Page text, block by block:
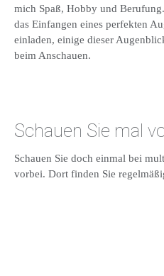
mich Spaß, Hobby und
das Einfangen eines perfekten
einladen, einige dieser
beim Anschauen.
Schauen Sie mal
Schauen Sie doch einmal bei
vorbei. Dort finden Sie